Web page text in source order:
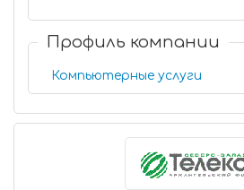
Профиль компании
Компьютерные услуги